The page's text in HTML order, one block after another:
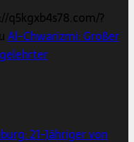
q5kgxb4s78.com/?
Al-Chwarizmi: Großer
21-Jähriger von